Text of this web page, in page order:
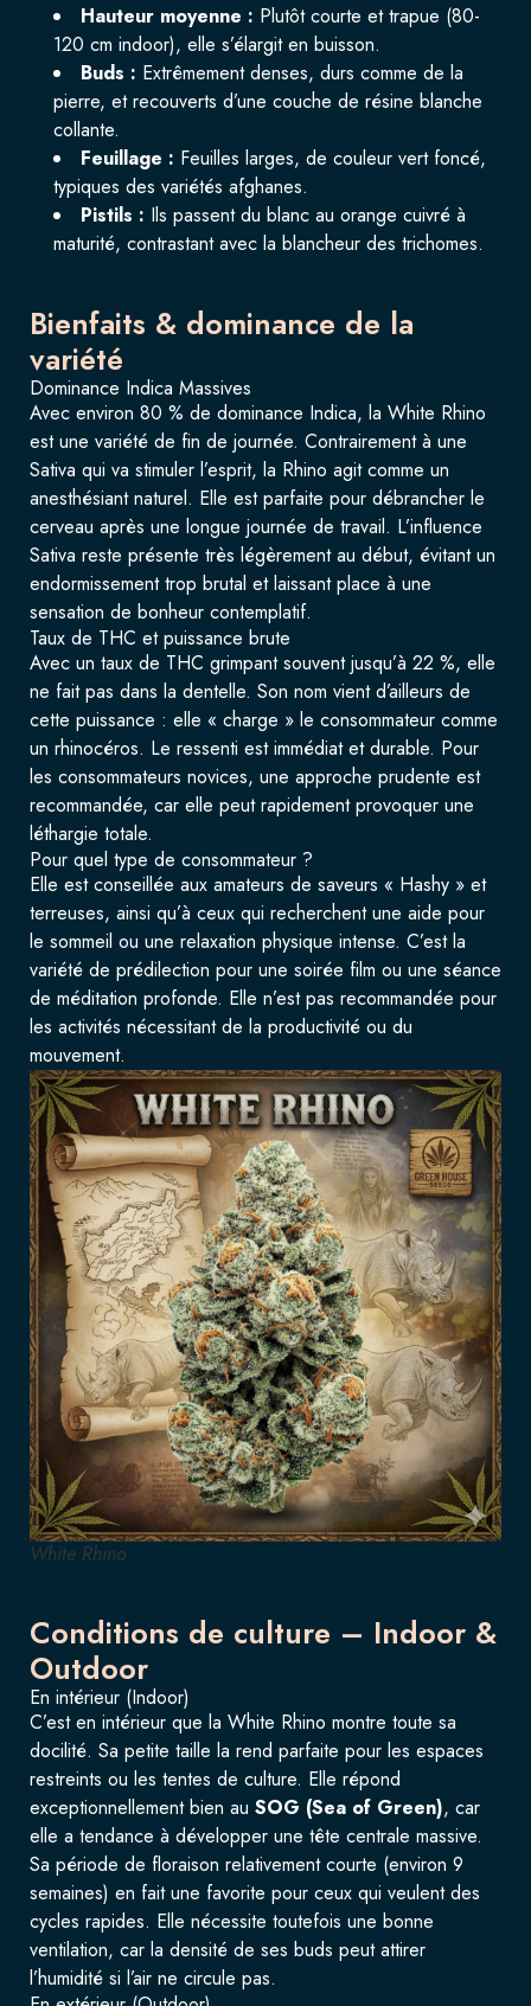
Hauteur moyenne : Plutôt courte et trapue (80-
120 cm indoor), elle s’élargit en buisson.
Buds : Extrêmement denses, durs comme de la
pierre, et recouverts d’une couche de résine blanche
collante.
Feuillage : Feuilles larges, de couleur vert foncé,
typiques des variétés afghanes.
Pistils : Ils passent du blanc au orange cuivré à
maturité, contrastant avec la blancheur des trichomes.
Bienfaits & dominance de la
variété
Dominance Indica Massives
Avec environ 80 % de dominance Indica, la White Rhino
est une variété de fin de journée. Contrairement à une
Sativa qui va stimuler l’esprit, la Rhino agit comme un
anesthésiant naturel. Elle est parfaite pour débrancher le
cerveau après une longue journée de travail. L’influence
Sativa reste présente très légèrement au début, évitant un
endormissement trop brutal et laissant place à une
sensation de bonheur contemplatif.
Taux de THC et puissance brute
Avec un taux de THC grimpant souvent jusqu’à 22 %, elle
ne fait pas dans la dentelle. Son nom vient d’ailleurs de
cette puissance : elle « charge » le consommateur comme
un rhinocéros. Le ressenti est immédiat et durable. Pour
les consommateurs novices, une approche prudente est
recommandée, car elle peut rapidement provoquer une
léthargie totale.
Pour quel type de consommateur ?
Elle est conseillée aux amateurs de saveurs « Hashy » et
terreuses, ainsi qu’à ceux qui recherchent une aide pour
le sommeil ou une relaxation physique intense. C’est la
variété de prédilection pour une soirée film ou une séance
de méditation profonde. Elle n’est pas recommandée pour
les activités nécessitant de la productivité ou du
mouvement.
White Rhino
Conditions de culture – Indoor &
Outdoor
En intérieur (Indoor)
C’est en intérieur que la White Rhino montre toute sa
docilité. Sa petite taille la rend parfaite pour les espaces
restreints ou les tentes de culture. Elle répond
exceptionnellement bien au SOG (Sea of Green), car
elle a tendance à développer une tête centrale massive.
Sa période de floraison relativement courte (environ 9
semaines) en fait une favorite pour ceux qui veulent des
cycles rapides. Elle nécessite toutefois une bonne
ventilation, car la densité de ses buds peut attirer
l’humidité si l’air ne circule pas.